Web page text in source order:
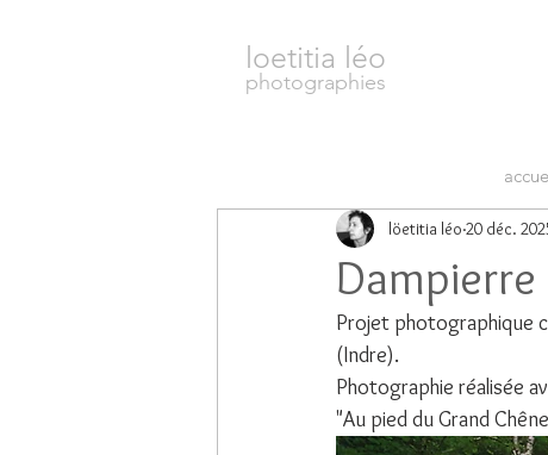
loetitia léo
photographies
Dampierre
löetitia léo 20 déc.
Projet photographique
(Indre).
Photographie réalisée
"Au pied du Grand